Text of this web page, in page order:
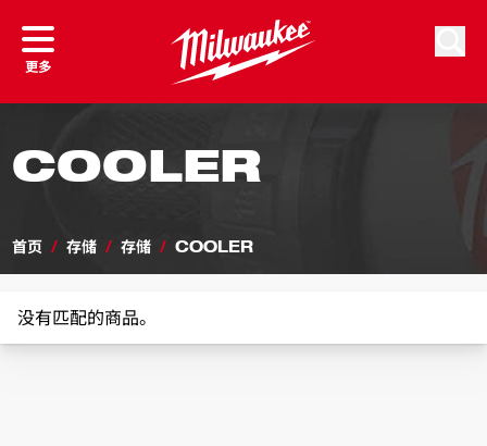
更多
COOLER
首页 / 存储 / 存储 / COOLER
没有匹配的商品。